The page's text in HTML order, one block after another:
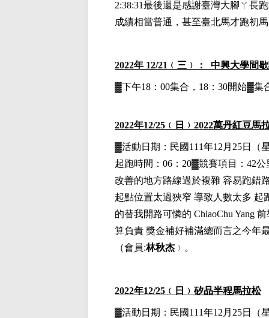
2:38:31最後還是感謝臺灣大腳ㄚ長
成績相當普通，甚至臺北馬才跑初
2022年 12/21﹙三﹚： 中興大學間
▓下午18：00集合，18：30開始▓集
2022年12/25 ﹙日﹚ 2022萬丹紅豆馬
▓活動日期： 民國111年12月25日
（
起跑時間：06：20▓競賽項目：42
改善的地方路線過於複雜 容易跑錯
起點位置太過狹窄 導致人數太多 起
的替我開路可憐的 ChiaoChu Yang 前
算負責 獎金補好補滿總而言之今年
（會員:林秋杰 ﹚。
2022年12/25 ﹙日﹚ 矽品半程馬拉松
▓活動日期： 民國111年12月25日
（